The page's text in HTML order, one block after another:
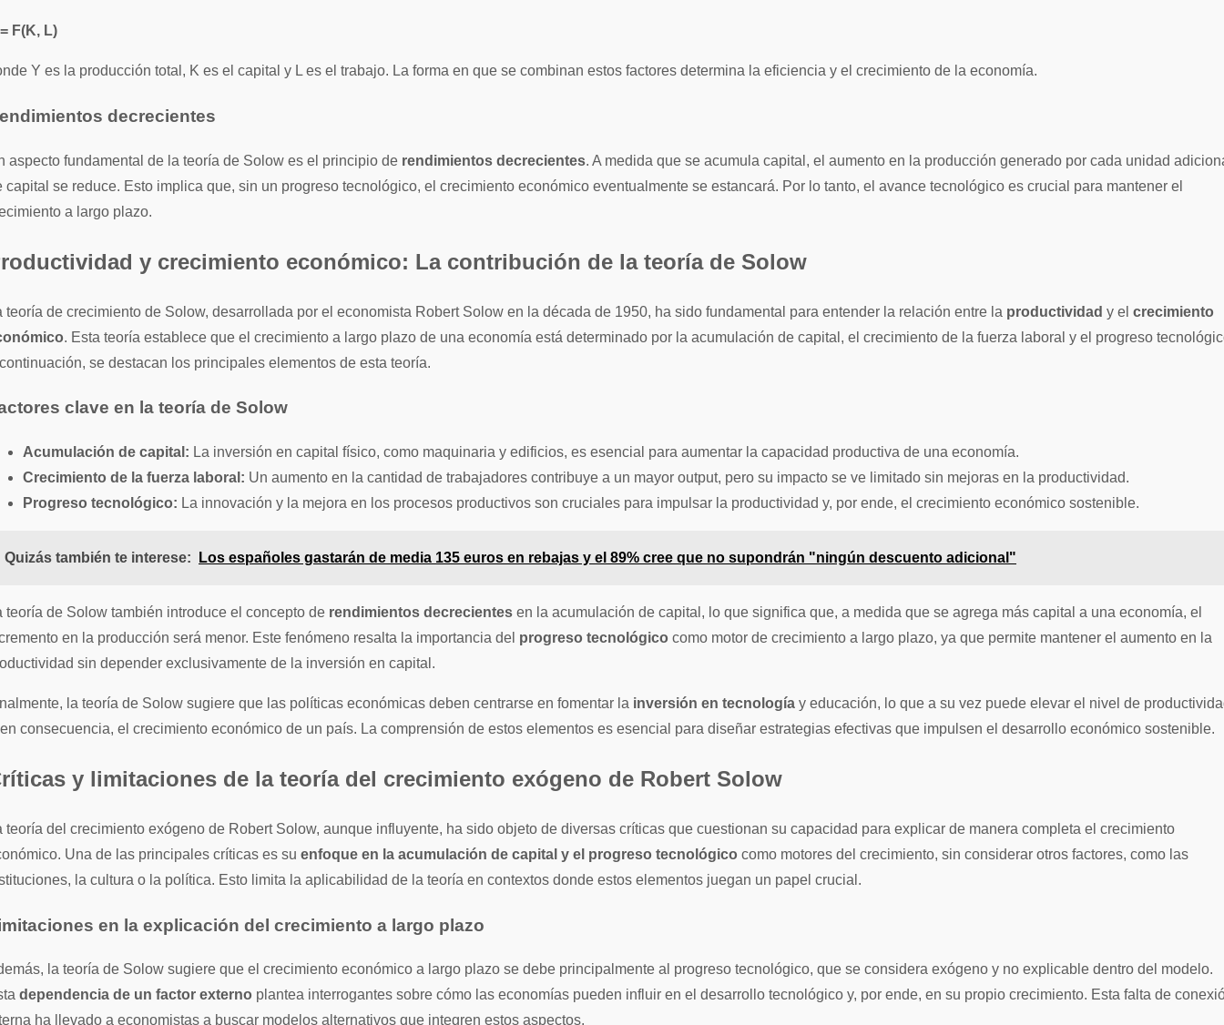
F(K, L)
Y es la producción total, K es el capital y L es el trabajo. La forma en que se combinan estos factores determina la eficiencia y el crecimiento de la economía.
decrecientes
aspecto fundamental de la teoría de Solow es el principio de rendimientos decrecientes. A medida que se acumula capital, el aumento en la producción generado por cada unidad
capital se reduce. Esto implica que, sin un progreso tecnológico, el crecimiento económico eventualmente se estancará. Por lo tanto, el avance tecnológico es crucial para mantener el
a largo plazo.
y crecimiento económico: La contribución de la teoría de Solow
teoría de crecimiento de Solow, desarrollada por el economista Robert Solow en la década de 1950, ha sido fundamental para entender la relación entre la productividad y el crecimiento
. Esta teoría establece que el crecimiento a largo plazo de una economía está determinado por la acumulación de capital, el crecimiento de la fuerza laboral y el progreso
se destacan los principales elementos de esta teoría.
clave en la teoría de Solow
Acumulación de capital: La inversión en capital físico, como maquinaria y edificios, es esencial para aumentar la capacidad productiva de una economía.
Crecimiento de la fuerza laboral: Un aumento en la cantidad de trabajadores contribuye a un mayor output, pero su impacto se ve limitado sin mejoras en la productividad.
Progreso tecnológico: La innovación y la mejora en los procesos productivos son cruciales para impulsar la productividad y, por ende, el crecimiento económico sostenible.
Quizás también te interese: Los españoles gastarán de media 135 euros en rebajas y el 89% cree que no supondrán "ningún descuento adicional"
teoría de Solow también introduce el concepto de rendimientos decrecientes en la acumulación de capital, lo que significa que, a medida que se agrega más capital a una economía, el
en la producción será menor. Este fenómeno resalta la importancia del progreso tecnológico como motor de crecimiento a largo plazo, ya que permite mantener el aumento en la
sin depender exclusivamente de la inversión en capital.
la teoría de Solow sugiere que las políticas económicas deben centrarse en fomentar la inversión en tecnología y educación, lo que a su vez puede elevar el nivel de
consecuencia, el crecimiento económico de un país. La comprensión de estos elementos es esencial para diseñar estrategias efectivas que impulsen el desarrollo económico sostenible.
y limitaciones de la teoría del crecimiento exógeno de Robert Solow
teoría del crecimiento exógeno de Robert Solow, aunque influyente, ha sido objeto de diversas críticas que cuestionan su capacidad para explicar de manera completa el crecimiento
Una de las principales críticas es su enfoque en la acumulación de capital y el progreso tecnológico como motores del crecimiento, sin considerar otros factores, como las
la cultura o la política. Esto limita la aplicabilidad de la teoría en contextos donde estos elementos juegan un papel crucial.
en la explicación del crecimiento a largo plazo
la teoría de Solow sugiere que el crecimiento económico a largo plazo se debe principalmente al progreso tecnológico, que se considera exógeno y no explicable dentro del modelo.
dependencia de un factor externo plantea interrogantes sobre cómo las economías pueden influir en el desarrollo tecnológico y, por ende, en su propio crecimiento. Esta falta de
ha llevado a economistas a buscar modelos alternativos que integren estos aspectos.